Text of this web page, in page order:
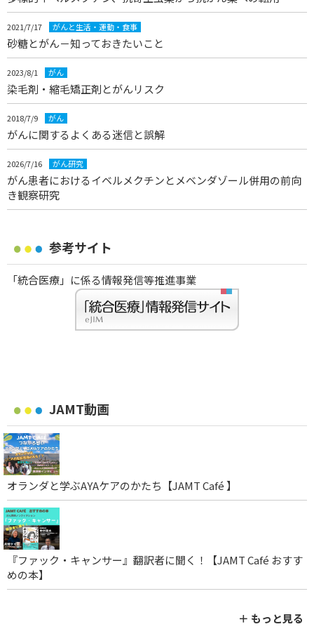
2021/7/17 がんと生活・運動・食事
砂糖とがん－知っておきたいこと
2023/8/1 がん
染毛剤・縮毛矯正剤とがんリスク
2018/7/9 がん
がんに関するよくある迷信と誤解
2026/7/16 がん研究
がん患者におけるイベルメクチンとメベンダゾール併用の前向
き観察研究
参考サイト
「統合医療」に係る情報発信等推進事業
JAMT動画
オランダと学ぶAYAケアのかたち【JAMT Café 】
『ファック・キャンサー』翻訳者に聞く！【JAMT Café おすす
めの本】
＋ もっと見る